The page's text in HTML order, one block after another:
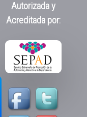
Autorizada y
Acreditada por: